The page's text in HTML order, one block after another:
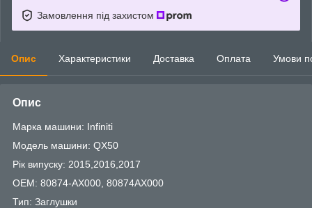
Замовлення під захистом
Опис Характеристики Доставка Оплата Умови
Опис
Марка машини: Infiniti
Модель машини: QX50
Рік випуску: 2015,2016,2017
OEM: 80874-AX000, 80874AX000
Тип: Заглушки